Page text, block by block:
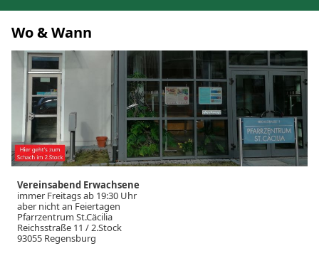
Wo & Wann
Vereinsabend Erwachsene
immer Freitags ab 19:30 Uhr
aber nicht an Feiertagen
Pfarrzentrum St.Cäcilia
Reichsstraße 11 / 2.Stock
93055 Regensburg